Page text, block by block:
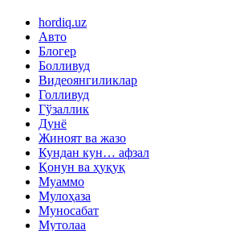
hordiq.uz
Авто
Блогер
Болливуд
Видеоянгиликлар
Голливуд
Гўзаллик
Дунё
Жиноят ва жазо
Кундан кун… афзал
Қонун ва ҳуқуқ
Муаммо
Мулоҳаза
Муносабат
Мутолаа